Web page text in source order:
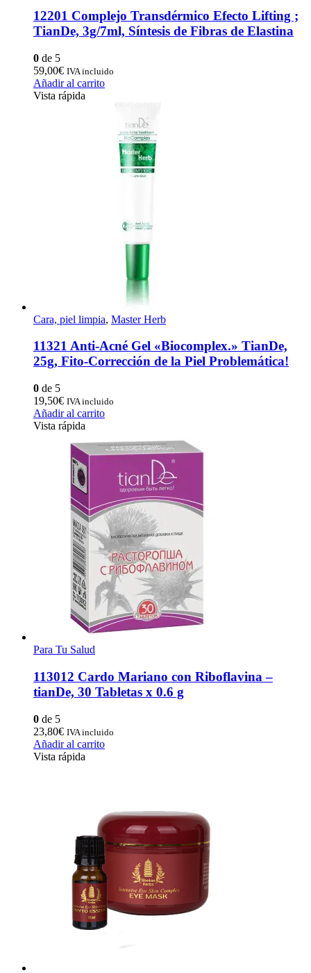
12201 Complejo Transdérmico Efecto Lifting ;
TianDe, 3g/7ml, Síntesis de Fibras de Elastina
0 de 5
59,00€ IVA incluido
Añadir al carrito
Vista rápida
Cara, piel limpia, Master Herb
11321 Anti-Acné Gel «Biocomplex.» TianDe,
25g, Fito-Corrección de la Piel Problemática!
0 de 5
19,50€ IVA incluido
Añadir al carrito
Vista rápida
Para Tu Salud
113012 Cardo Mariano con Riboflavina –
tianDe, 30 Tabletas x 0.6 g
0 de 5
23,80€ IVA incluido
Añadir al carrito
Vista rápida